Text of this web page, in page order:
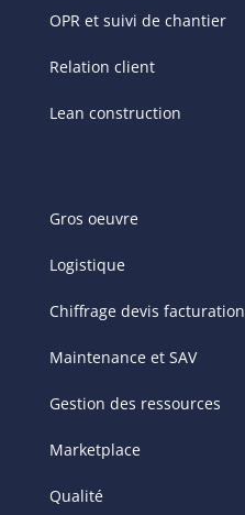
OPR et suivi de chantier
Relation client
Lean construction
Gros oeuvre
Logistique
Chiffrage devis facturation
Maintenance et SAV
Gestion des ressources
Marketplace
Qualité